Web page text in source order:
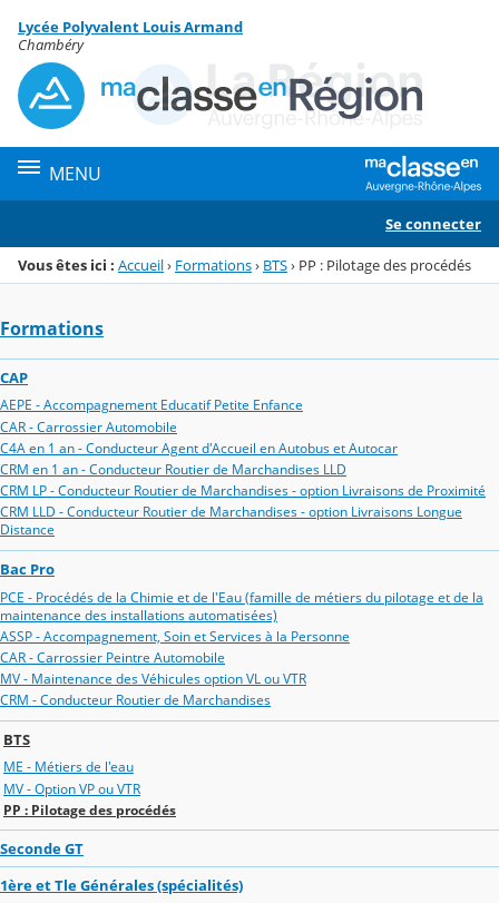
Menu de la rubrique
Contenu
Lycée Polyvalent Louis Armand
Chambéry
MENU
Se connecter
Vous êtes ici : Accueil› Formations› BTS› PP : Pilotage des procédés
Formations
CAP
AEPE - Accompagnement Educatif Petite Enfance
CAR - Carrossier Automobile
C4A en 1 an - Conducteur Agent d'Accueil en Autobus et Autocar
CRM en 1 an - Conducteur Routier de Marchandises LLD
CRM LP - Conducteur Routier de Marchandises - option Livraisons de Proximité
CRM LLD - Conducteur Routier de Marchandises - option Livraisons Longue
Distance
Bac Pro
PCE - Procédés de la Chimie et de l'Eau (famille de métiers du pilotage et de la
maintenance des installations automatisées)
ASSP - Accompagnement, Soin et Services à la Personne
CAR - Carrossier Peintre Automobile
MV - Maintenance des Véhicules option VL ou VTR
CRM - Conducteur Routier de Marchandises
BTS
ME - Métiers de l'eau
MV - Option VP ou VTR
PP : Pilotage des procédés
Seconde GT
1ère et Tle Générales (spécialités)